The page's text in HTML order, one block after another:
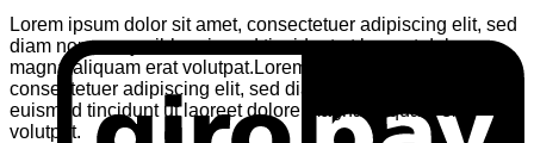
Lorem ipsum dolor sit amet, consectetuer adipiscing elit, sed
diam nonummy nibh euismod tincidunt ut laoreet dolore
magna aliquam erat volutpat.Lorem ipsum dolor sit amet,
consectetuer adipiscing elit, sed diam nonummy nibh
euismod tincidunt ut laoreet dolore magna aliquam erat
volutpat.